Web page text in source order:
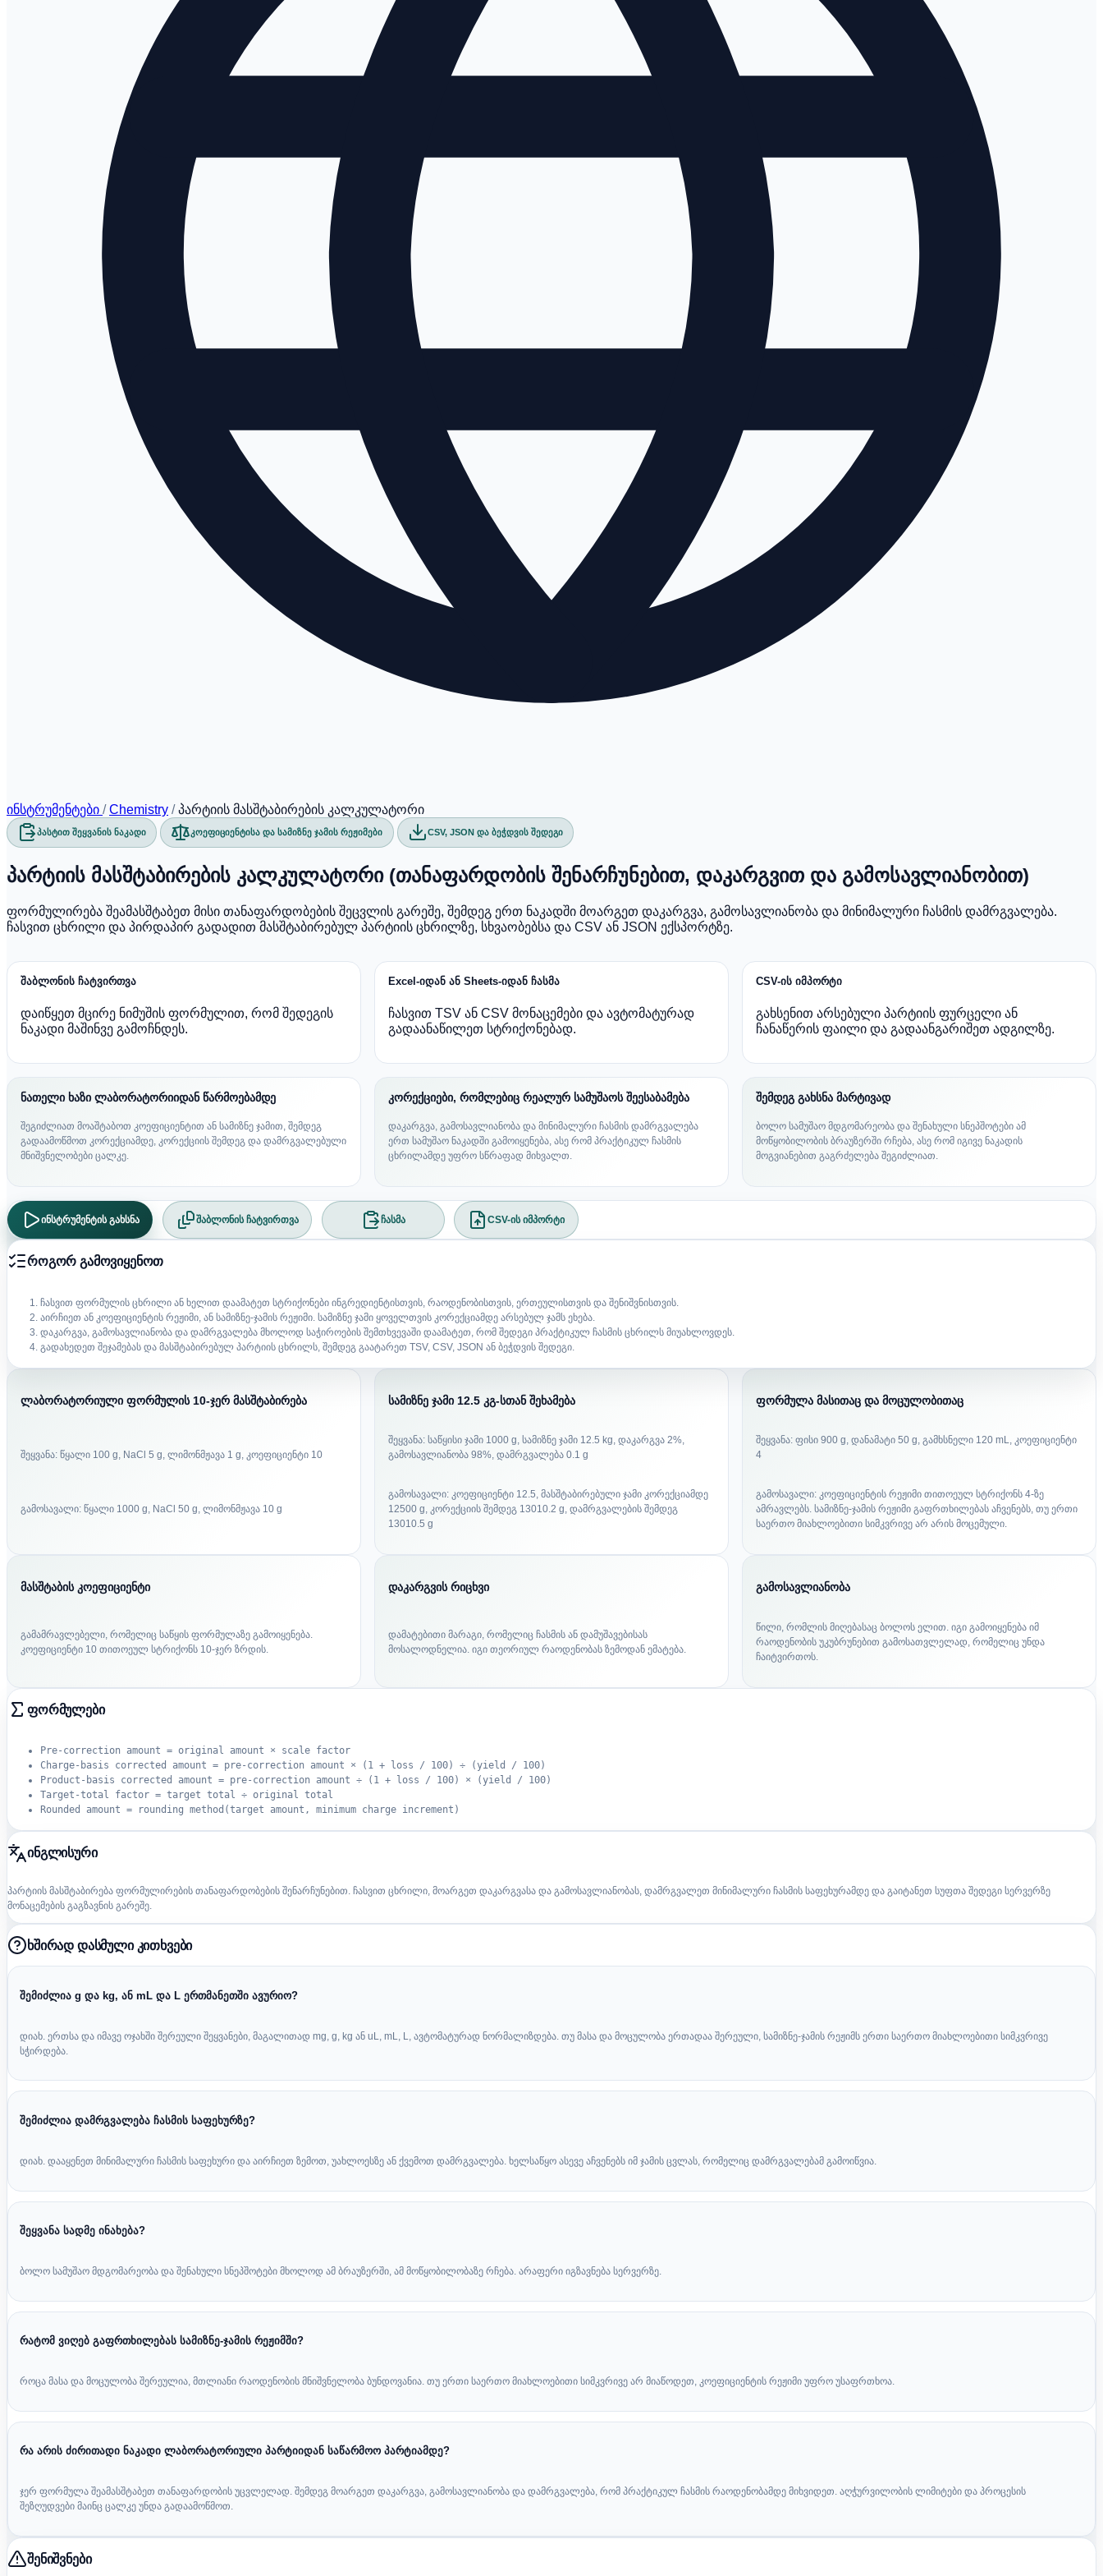
ინსტრუმენტები / Chemistry / პარტიის მასშტაბირების კალკულატორი
პასტით შეყვანის ნაკადი კოეფიციენტისა და სამიზნე ჯამის რეჟიმები CSV, JSON და ბეჭდვის შედეგი
პარტიის მასშტაბირების კალკულატორი (თანაფარდობის შენარჩუნებით, დაკარგვით და გამოსავლიანობით)
ფორმულირება შეამასშტაბეთ მისი თანაფარდობების შეცვლის გარეშე, შემდეგ ერთ ნაკადში მოარგეთ დაკარგვა, გამოსავლიანობა და მინიმალური ჩასმის დამრგვალება.
ჩასვით ცხრილი და პირდაპირ გადადით მასშტაბირებულ პარტიის ცხრილზე, სხვაობებსა და CSV ან JSON ექსპორტზე.
შაბლონის ჩატვირთვა
დაიწყეთ მცირე ნიმუშის ფორმულით, რომ შედეგის
ნაკადი მაშინვე გამოჩნდეს.
Excel-იდან ან Sheets-იდან ჩასმა
ჩასვით TSV ან CSV მონაცემები და ავტომატურად
გადაანაწილეთ სტრიქონებად.
CSV-ის იმპორტი
გახსენით არსებული პარტიის ფურცელი ან
ჩანაწერის ფაილი და გადაანგარიშეთ ადგილზე.
ნათელი ხაზი ლაბორატორიიდან წარმოებამდე
შეგიძლიათ მოაშტაბოთ კოეფიციენტით ან სამიზნე ჯამით, შემდეგ
გადაამოწმოთ კორექციამდე, კორექციის შემდეგ და დამრგვალებული
მნიშვნელობები ცალკე.
კორექციები, რომლებიც რეალურ სამუშაოს შეესაბამება
დაკარგვა, გამოსავლიანობა და მინიმალური ჩასმის დამრგვალება
ერთ სამუშაო ნაკადში გამოიყენება, ასე რომ პრაქტიკულ ჩასმის
ცხრილამდე უფრო სწრაფად მიხვალთ.
შემდეგ გახსნა მარტივად
ბოლო სამუშაო მდგომარეობა და შენახული სნეპშოტები ამ
მოწყობილობის ბრაუზერში რჩება, ასე რომ იგივე ნაკადის
მოგვიანებით გაგრძელება შეგიძლიათ.
ინსტრუმენტის გახსნა შაბლონის ჩატვირთვა ჩასმა CSV-ის იმპორტი
როგორ გამოვიყენოთ
ჩასვით ფორმულის ცხრილი ან ხელით დაამატეთ სტრიქონები ინგრედიენტისთვის, რაოდენობისთვის, ერთეულისთვის და შენიშვნისთვის.
აირჩიეთ ან კოეფიციენტის რეჟიმი, ან სამიზნე-ჯამის რეჟიმი. სამიზნე ჯამი ყოველთვის კორექციამდე არსებულ ჯამს ეხება.
დაკარგვა, გამოსავლიანობა და დამრგვალება მხოლოდ საჭიროების შემთხვევაში დაამატეთ, რომ შედეგი პრაქტიკულ ჩასმის ცხრილს მიუახლოვდეს.
გადახედეთ შეჯამებას და მასშტაბირებულ პარტიის ცხრილს, შემდეგ გაატარეთ TSV, CSV, JSON ან ბეჭდვის შედეგი.
ლაბორატორიული ფორმულის 10-ჯერ მასშტაბირება
შეყვანა: წყალი 100 g, NaCl 5 g, ლიმონმჟავა 1 g, კოეფიციენტი 10
გამოსავალი: წყალი 1000 g, NaCl 50 g, ლიმონმჟავა 10 g
სამიზნე ჯამი 12.5 კგ-სთან შეხამება
შეყვანა: საწყისი ჯამი 1000 g, სამიზნე ჯამი 12.5 kg, დაკარგვა 2%,
გამოსავლიანობა 98%, დამრგვალება 0.1 g
გამოსავალი: კოეფიციენტი 12.5, მასშტაბირებული ჯამი კორექციამდე
12500 g, კორექციის შემდეგ 13010.2 g, დამრგვალების შემდეგ
13010.5 g
ფორმულა მასითაც და მოცულობითაც
შეყვანა: ფისი 900 g, დანამატი 50 g, გამხსნელი 120 mL, კოეფიციენტი
4
გამოსავალი: კოეფიციენტის რეჟიმი თითოეულ სტრიქონს 4-ზე
ამრავლებს. სამიზნე-ჯამის რეჟიმი გაფრთხილებას აჩვენებს, თუ ერთი
საერთო მიახლოებითი სიმკვრივე არ არის მოცემული.
მასშტაბის კოეფიციენტი
გამამრავლებელი, რომელიც საწყის ფორმულაზე გამოიყენება.
კოეფიციენტი 10 თითოეულ სტრიქონს 10-ჯერ ზრდის.
დაკარგვის რიცხვი
დამატებითი მარაგი, რომელიც ჩასმის ან დამუშავებისას
მოსალოდნელია. იგი თეორიულ რაოდენობას ზემოდან ემატება.
გამოსავლიანობა
წილი, რომლის მიღებასაც ბოლოს ელით. იგი გამოიყენება იმ
რაოდენობის უკუბრუნებით გამოსათვლელად, რომელიც უნდა
ჩაიტვირთოს.
ფორმულები
Pre-correction amount = original amount × scale factor
Charge-basis corrected amount = pre-correction amount × (1 + loss / 100) ÷ (yield / 100)
Product-basis corrected amount = pre-correction amount ÷ (1 + loss / 100) × (yield / 100)
Target-total factor = target total ÷ original total
Rounded amount = rounding method(target amount, minimum charge increment)
ინგლისური
პარტიის მასშტაბირება ფორმულირების თანაფარდობების შენარჩუნებით. ჩასვით ცხრილი, მოარგეთ დაკარგვასა და გამოსავლიანობას, დამრგვალეთ მინიმალური ჩასმის საფეხურამდე და გაიტანეთ სუფთა შედეგი სერვერზე
მონაცემების გაგზავნის გარეშე.
ხშირად დასმული კითხვები
შემიძლია g და kg, ან mL და L ერთმანეთში ავურიო?
დიახ. ერთსა და იმავე ოჯახში შერეული შეყვანები, მაგალითად mg, g, kg ან uL, mL, L, ავტომატურად ნორმალიზდება. თუ მასა და მოცულობა ერთადაა შერეული, სამიზნე-ჯამის რეჟიმს ერთი საერთო მიახლოებითი სიმკვრივე
სჭირდება.
შემიძლია დამრგვალება ჩასმის საფეხურზე?
დიახ. დააყენეთ მინიმალური ჩასმის საფეხური და აირჩიეთ ზემოთ, უახლოესზე ან ქვემოთ დამრგვალება. ხელსაწყო ასევე აჩვენებს იმ ჯამის ცვლას, რომელიც დამრგვალებამ გამოიწვია.
შეყვანა სადმე ინახება?
ბოლო სამუშაო მდგომარეობა და შენახული სნეპშოტები მხოლოდ ამ ბრაუზერში, ამ მოწყობილობაზე რჩება. არაფერი იგზავნება სერვერზე.
რატომ ვიღებ გაფრთხილებას სამიზნე-ჯამის რეჟიმში?
როცა მასა და მოცულობა შერეულია, მთლიანი რაოდენობის მნიშვნელობა ბუნდოვანია. თუ ერთი საერთო მიახლოებითი სიმკვრივე არ მიაწოდეთ, კოეფიციენტის რეჟიმი უფრო უსაფრთხოა.
რა არის ძირითადი ნაკადი ლაბორატორიული პარტიიდან საწარმოო პარტიამდე?
ჯერ ფორმულა შეამასშტაბეთ თანაფარდობის უცვლელად. შემდეგ მოარგეთ დაკარგვა, გამოსავლიანობა და დამრგვალება, რომ პრაქტიკულ ჩასმის რაოდენობამდე მიხვიდეთ. აღჭურვილობის ლიმიტები და პროცესის
შეზღუდვები მაინც ცალკე უნდა გადაამოწმოთ.
შენიშვნები